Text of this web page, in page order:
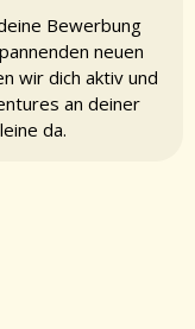
Bewerbung
neuen
wir dich aktiv und
an deiner
da.